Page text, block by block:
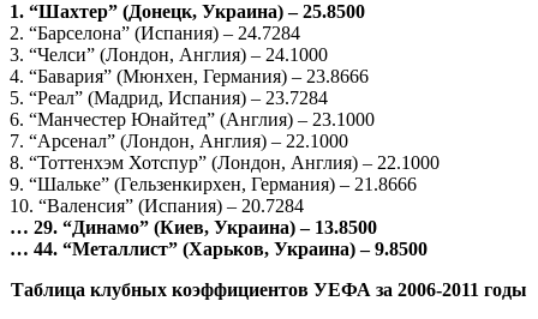
1. “Шахтер” (Донецк, Украина) – 25.8500
2. “Барселона” (Испания) – 24.7284
3. “Челси” (Лондон, Англия) – 24.1000
4. “Бавария” (Мюнхен, Германия) – 23.8666
5. “Реал” (Мадрид, Испания) – 23.7284
6. “Манчестер Юнайтед” (Англия) – 23.1000
7. “Арсенал” (Лондон, Англия) – 22.1000
8. “Тоттенхэм Хотспур” (Лондон, Англия) – 22.1000
9. “Шальке” (Гельзенкирхен, Германия) – 21.8666
10. “Валенсия” (Испания) – 20.7284
… 29. “Динамо” (Киев, Украина) – 13.8500
… 44. “Металлист” (Харьков, Украина) – 9.8500
Таблица клубных коэффициентов УЕФА за 2006-2011 годы